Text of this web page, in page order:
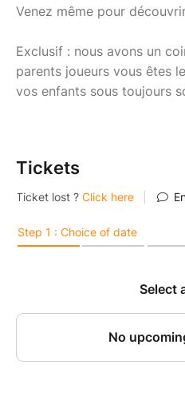
Venez même pour
Exclusif : nous avons un
parents joueurs vous êtes
vos enfants sous toujours
Tickets